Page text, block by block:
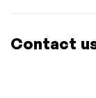
Contact